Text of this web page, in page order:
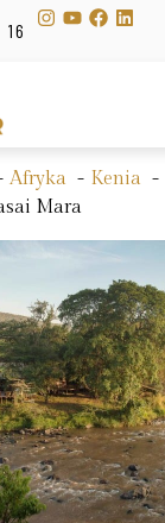
Afryka Kenia
Mara